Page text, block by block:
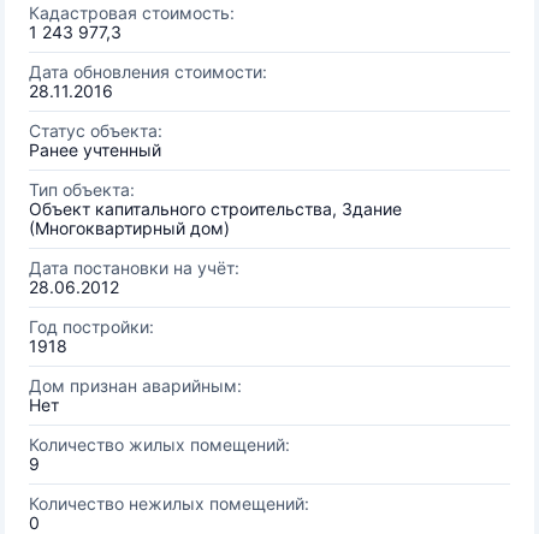
Кадастровая стоимость:
1 243 977,3
Дата обновления стоимости:
28.11.2016
Статус объекта:
Ранее учтенный
Тип объекта:
Объект капитального строительства, Здание
(Многоквартирный дом)
Дата постановки на учёт:
28.06.2012
Год постройки:
1918
Дом признан аварийным:
Нет
Количество жилых помещений:
9
Количество нежилых помещений:
0